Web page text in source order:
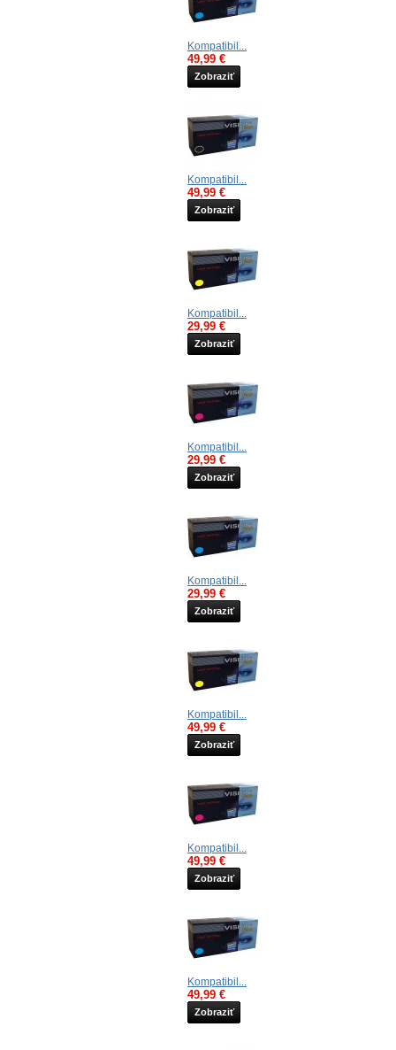
Kompatibil...
49,99 €
Zobraziť
Kompatibil...
49,99 €
Zobraziť
Kompatibil...
29,99 €
Zobraziť
Kompatibil...
29,99 €
Zobraziť
Kompatibil...
29,99 €
Zobraziť
Kompatibil...
49,99 €
Zobraziť
Kompatibil...
49,99 €
Zobraziť
Kompatibil...
49,99 €
Zobraziť